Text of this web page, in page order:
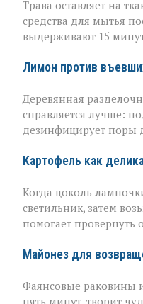
Трава оставляет на
средства для мытья
выдерживают 15
Лимон против
Деревянная
справляется лучше:
дезинфицирует поры
Картофель как
Когда цоколь
светильник, затем
помогает провернуть
Майонез для
Фаянсовые раковины